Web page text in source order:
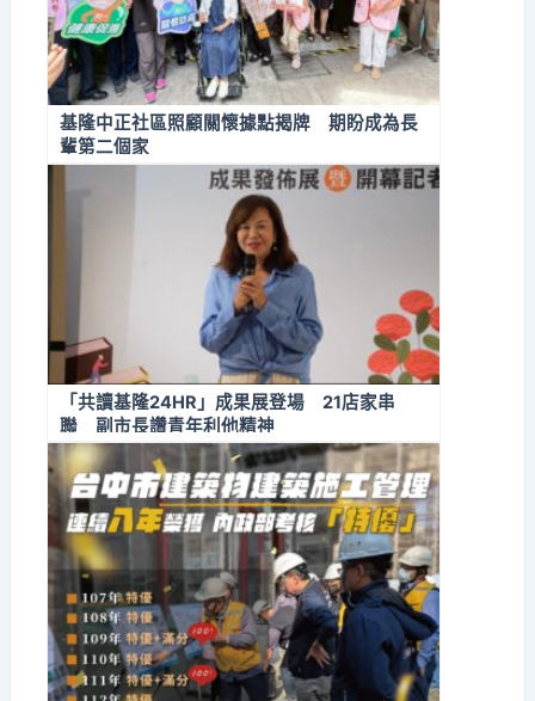
基隆中正社區照顧關懷據點揭牌 期盼成為長
輩第二個家
「共讀基隆24HR」成果展登場 21店家串
聯 副市長讚青年利他精神